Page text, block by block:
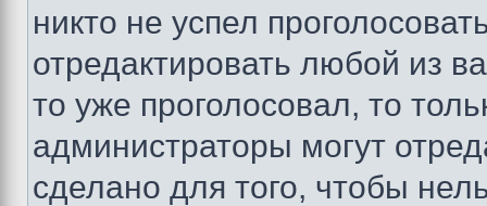
никто не успел
отредактировать любой из
то уже проголосовал, то
администраторы могут
сделано для того, чтобы